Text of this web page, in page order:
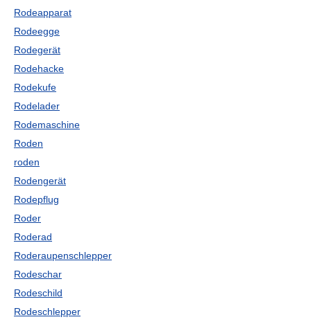
Rodeapparat
Rodeegge
Rodegerät
Rodehacke
Rodekufe
Rodelader
Rodemaschine
Roden
roden
Rodengerät
Rodepflug
Roder
Roderad
Roderaupenschlepper
Rodeschar
Rodeschild
Rodeschlepper